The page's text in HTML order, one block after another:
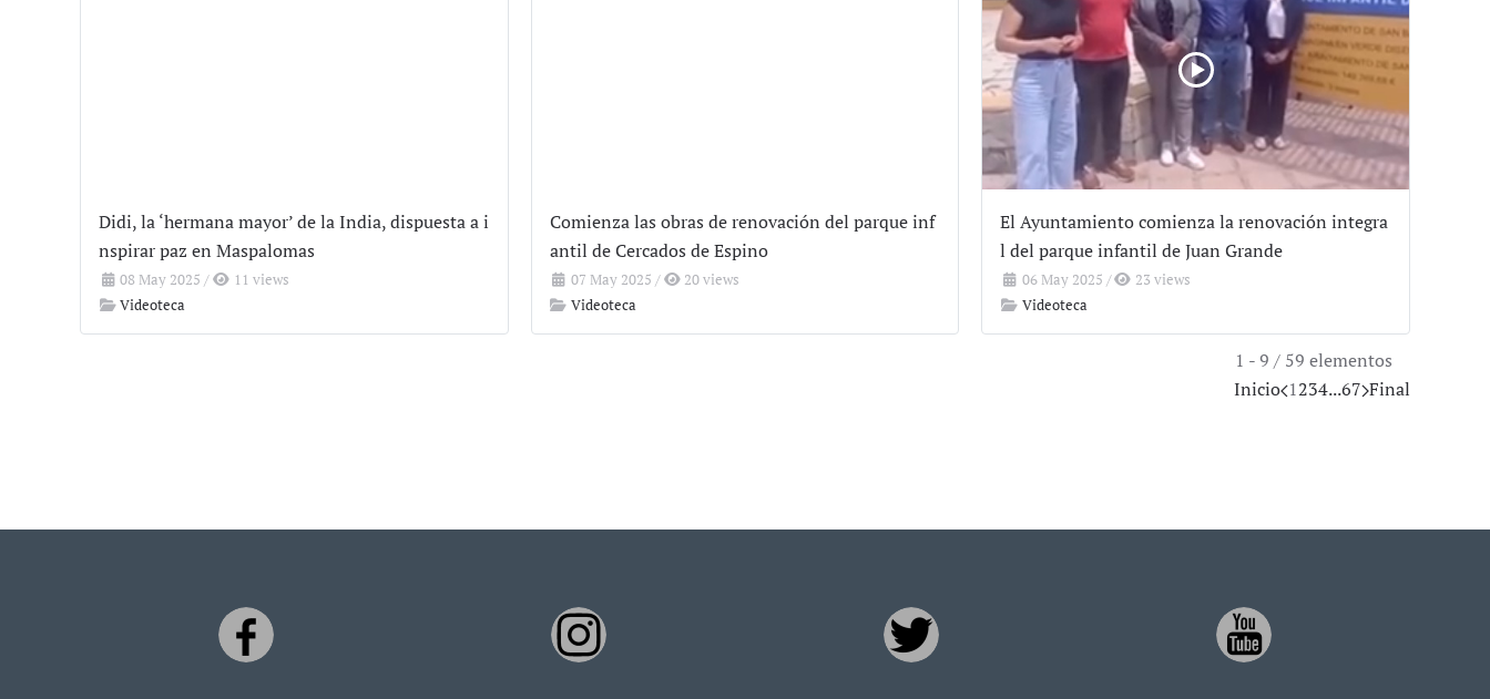
Didi, la ‘hermana mayor’ de la India, dispuesta a i
nspirar paz en Maspalomas
08 May 2025 /
11 views
Videoteca
Comienza las obras de renovación del parque inf
antil de Cercados de Espino
07 May 2025 /
20 views
Videoteca
El Ayuntamiento comienza la renovación integra
l del parque infantil de Juan Grande
06 May 2025 /
23 views
Videoteca
1 - 9 / 59 elementos
Inicio 1234...67 Final